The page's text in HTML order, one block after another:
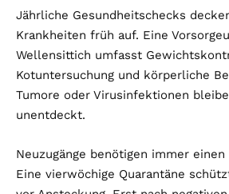
Jährliche Gesundheitschecks
Krankheiten früh auf. Eine
Wellensittich umfasst
Kotuntersuchung und körperliche
Tumore oder Virusinfektionen
unentdeckt.
Neuzugänge benötigen immer einen
Eine vierwöchige Quarantäne